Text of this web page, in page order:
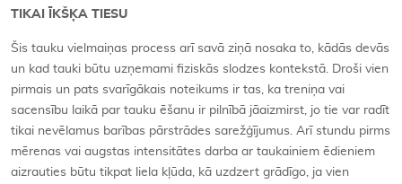
TIKAI ĪKŠĶA TIESU
Šis tauku vielmaiņas process arī savā ziņā nosaka to, kādās devās
un kad tauki būtu uzņemami fiziskās slodzes kontekstā. Droši vien
pirmais un pats svarīgākais noteikums ir tas, ka treniņa vai
sacensību laikā par tauku ēšanu ir pilnībā jāaizmirst, jo tie var radīt
tikai nevēlamus barības pārstrādes sarežģījumus. Arī stundu pirms
mērenas vai augstas intensitātes darba ar taukainiem ēdieniem
aizrauties būtu tikpat liela kļūda, kā uzdzert grādīgo, ja vien